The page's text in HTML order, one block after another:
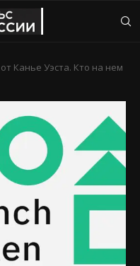
Канье Уэста. Кто на нем